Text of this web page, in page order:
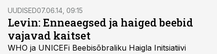
UUDISED07.06.14, 09:15
Levin: Enneaegsed ja haiged beebid
vajavad kaitset
WHO ja UNICEFi Beebisõbraliku Haigla Initsiatiivi